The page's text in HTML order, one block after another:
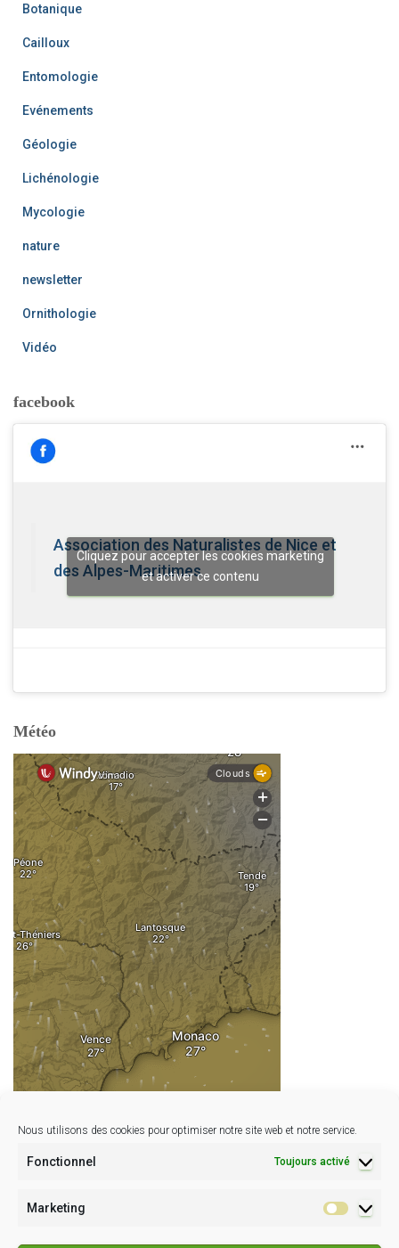
Nous utilisons des cookies pour optimiser notre site web et notre service.
Fonctionnel Toujours activé
Marketing
Botanique
Cailloux
Entomologie
Evénements
Géologie
Lichénologie
Mycologie
nature
newsletter
Ornithologie
Vidéo
facebook
Association des Naturalistes de Nice et
des Alpes-Maritimes
Cliquez pour accepter les cookies marketing
et activer ce contenu
Météo